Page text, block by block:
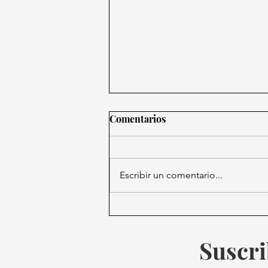
masiva de libros para
Comentarios
Escribir un comentario...